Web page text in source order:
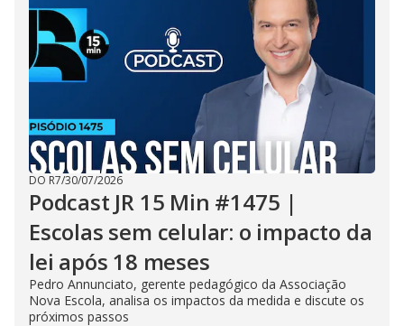
DO R7/30/07/2026
Podcast JR 15 Min #1475 |
Escolas sem celular: o impacto da
lei após 18 meses
Pedro Annunciato, gerente pedagógico da Associação
Nova Escola, analisa os impactos da medida e discute os
próximos passos